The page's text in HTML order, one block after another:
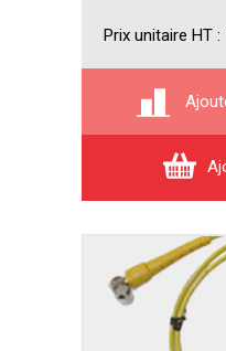
Prix unitaire HT :